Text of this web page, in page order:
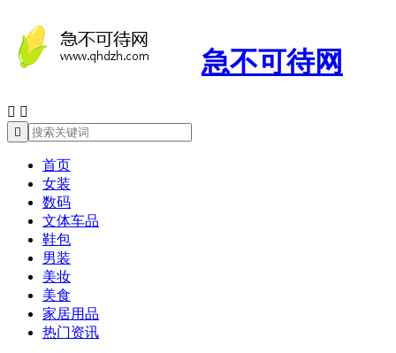
急不可待网
 

首页
女装
数码
文体车品
鞋包
男装
美妆
美食
家居用品
热门资讯